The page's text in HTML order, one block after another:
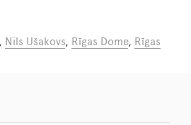
, Nils Ušakovs, Rīgas Dome, Rīgas